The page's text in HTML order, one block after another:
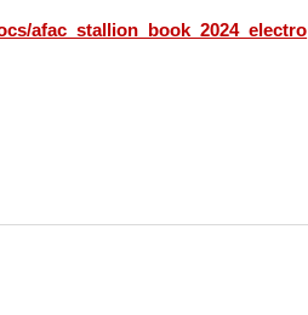
afac_stallion_book_2024_electro